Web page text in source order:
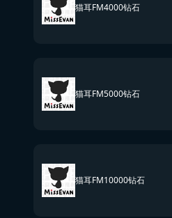
猫耳FM4000钻石
猫耳FM5000钻石
猫耳FM10000钻石